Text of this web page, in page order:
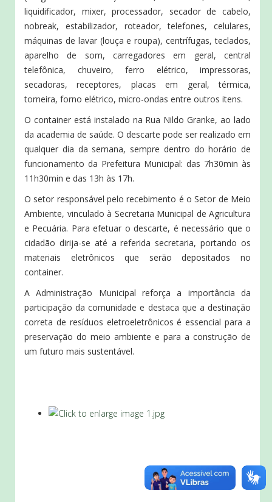
liquidificador, mixer, processador, secador de cabelo,
nobreak, estabilizador, roteador, telefones, celulares,
máquinas de lavar (louça e roupa), centrífugas, teclados,
aparelho de som, carregadores em geral, central
telefônica, chuveiro, ferro elétrico, impressoras,
secadoras, receptores, placas em geral, térmica,
torneira, forno elétrico, micro-ondas entre outros itens.
O container está instalado na Rua Nildo Granke, ao lado
da academia de saúde. O descarte pode ser realizado em
qualquer dia da semana, sempre dentro do horário de
funcionamento da Prefeitura Municipal: das 7h30min às
11h30min e das 13h às 17h.
O setor responsável pelo recebimento é o Setor de Meio
Ambiente, vinculado à Secretaria Municipal de Agricultura
e Pecuária. Para efetuar o descarte, é necessário que o
cidadão dirija-se até a referida secretaria, portando os
materiais eletrônicos que serão depositados no
container.
A Administração Municipal reforça a importância da
participação da comunidade e destaca que a destinação
correta de resíduos eletroeletrônicos é essencial para a
preservação do meio ambiente e para a construção de
um futuro mais sustentável.